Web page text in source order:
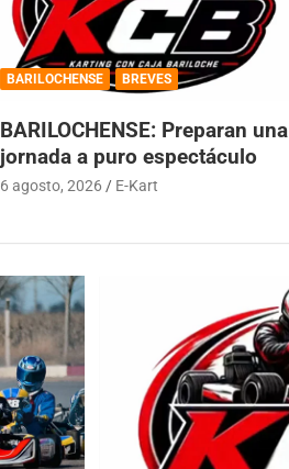
BARILOCHENSE BREVES
BARILOCHENSE: Preparan una
jornada a puro espectáculo
6 agosto, 2026 E-Kart